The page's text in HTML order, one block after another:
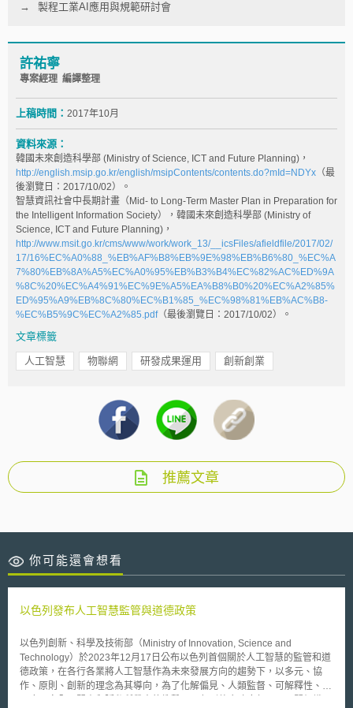
製程工業AI應用與規範研討會
許祐寧
專案經理 編譯整理
上稿時間： 2017年10月
資料來源：
韓國未來創造科學部 (Ministry of Science, ICT and Future Planning)，
http://english.msip.go.kr/english/msipContents/contents.do?mId=NDYx （最
後瀏覽日：2017/10/02）。
智慧資訊社會中長期計畫（Mid- to Long-Term Master Plan in Preparation for
the Intelligent Information Society），韓國未來創造科學部 (Ministry of
Science, ICT and Future Planning)，
http://www.msit.go.kr/cms/www/work/work_13/__icsFiles/afieldfile/2017/02/
17/16%EC%A0%88_%EB%AF%B8%EB%9E%98%EB%B6%80_%EC%A
7%80%EB%8A%A5%EC%A0%95%EB%B3%B4%EC%82%AC%ED%9A
%8C%20%EC%A4%91%EC%9E%A5%EA%B8%B0%20%EC%A2%85%
ED%95%A9%EB%8C%80%EC%B1%85_%EC%98%81%EB%AC%B8-
%EC%B5%9C%EC%A2%85.pdf（最後瀏覽日：2017/10/02）。
文章標籤
人工智慧 物聯網 研發成果運用 創新創業
推薦文章
你可能還會想看
以色列發布人工智慧監管與道德政策
以色列創新、科學及技術部（Ministry of Innovation, Science and
Technology）於2023年12月17日公布以色列首個關於人工智慧的監管和道
德政策，在各行各業將人工智慧作為未來發展方向的趨勢下，以多元、協
作、原則、創新的理念為其導向，為了化解偏見、人類監督、可解釋性、透